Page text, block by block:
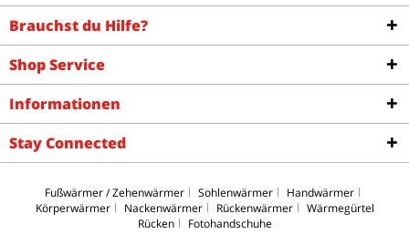
Brauchst du Hilfe?
Shop Service
Informationen
Stay Connected
Fußwärmer / Zehenwärmer Sohlenwärmer
Handwärmer
Körperwärmer
Nackenwärmer Rückenwärmer
Wärmegürtel
Rücken
Fotohandschuhe